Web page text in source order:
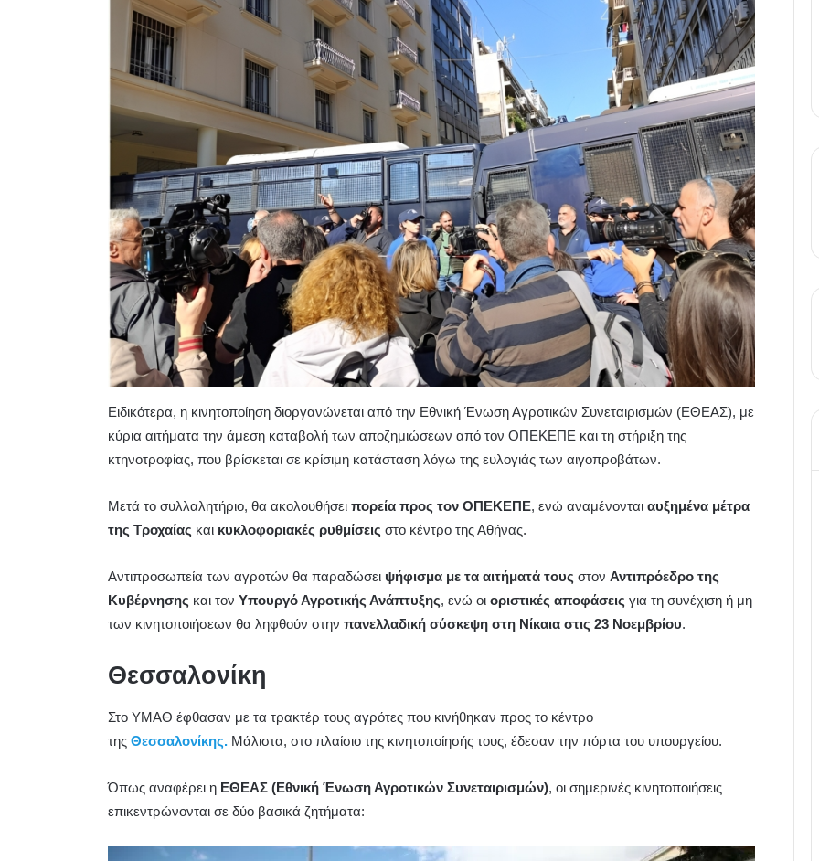
Ειδικότερα, η κινητοποίηση διοργανώνεται από την Εθνική Ένωση Αγροτικών Συνεταιρισμών (ΕΘΕΑΣ), με
κύρια αιτήματα την άμεση καταβολή των αποζημιώσεων από τον ΟΠΕΚΕΠΕ και τη στήριξη της
κτηνοτροφίας, που βρίσκεται σε κρίσιμη κατάσταση λόγω της ευλογιάς των αιγοπροβάτων.
Μετά το συλλαλητήριο, θα ακολουθήσει πορεία προς τον ΟΠΕΚΕΠΕ, ενώ αναμένονται αυξημένα μέτρα
της Τροχαίας και κυκλοφοριακές ρυθμίσεις στο κέντρο της Αθήνας.
Αντιπροσωπεία των αγροτών θα παραδώσει ψήφισμα με τα αιτήματά τους στον Αντιπρόεδρο της
Κυβέρνησης και τον Υπουργό Αγροτικής Ανάπτυξης, ενώ οι οριστικές αποφάσεις για τη συνέχιση ή μη
των κινητοποιήσεων θα ληφθούν στην πανελλαδική σύσκεψη στη Νίκαια στις 23 Νοεμβρίου.
Θεσσαλονίκη
Στο ΥΜΑΘ έφθασαν με τα τρακτέρ τους αγρότες που κινήθηκαν προς το κέντρο
της Θεσσαλονίκης. Μάλιστα, στο πλαίσιο της κινητοποίησής τους, έδεσαν την πόρτα του υπουργείου.
Όπως αναφέρει η ΕΘΕΑΣ (Εθνική Ένωση Αγροτικών Συνεταιρισμών), οι σημερινές κινητοποιήσεις
επικεντρώνονται σε δύο βασικά ζητήματα: